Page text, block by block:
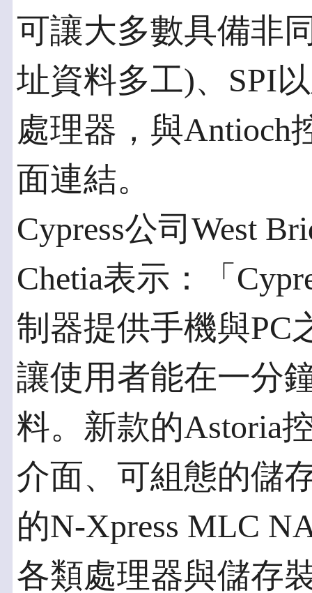
可讓大多數具備非
址資料多工)、SPI
處理器，與Antioch
面連結。
Cypress公司West
Chetia表示：「
制器提供手機與PC
讓使用者能在一分
料。新款的Astoria
介面、可組態的儲
的N-Xpress MLC
各類處理器與儲存